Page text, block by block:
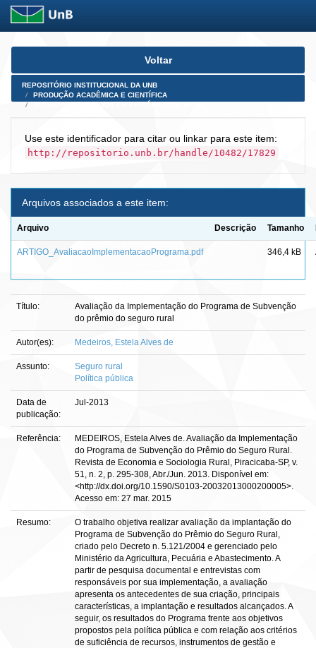
Skip
Voltar
REPOSITÓRIO INSTITUCIONAL DA UNB
PRODUÇÃO ACADÊMICA E CIENTÍFICA
Use este identificador para citar ou linkar para este item:
http://repositorio.unb.br/handle/10482/17829
Arquivos associados a este item:
Arquivo Descrição Tamanho
ARTIGO_AvaliacaoImplementacaoPrograma.pdf 346,4 kB
Título:
Avaliação da Implementação do Programa de Subvenção
do prêmio do seguro rural
Autor(es): Medeiros, Estela Alves de
Assunto:
Seguro rural
Política pública
Data de
publicação:
Jul-2013
Referência:
MEDEIROS, Estela Alves de. Avaliação da Implementação
do Programa de Subvenção do Prêmio do Seguro Rural.
Revista de Economia e Sociologia Rural, Piracicaba-SP, v.
51, n. 2, p. 295-308, Abr./Jun. 2013. Disponível em:
<http://dx.doi.org/10.1590/S0103-20032013000200005>.
Acesso em: 27 mar. 2015
Resumo:
O trabalho objetiva realizar avaliação da implantação do
Programa de Subvenção do Prêmio do Seguro Rural,
criado pelo Decreto n. 5.121/2004 e gerenciado pelo
Ministério da Agricultura, Pecuária e Abastecimento. A
partir de pesquisa documental e entrevistas com
responsáveis por sua implementação, a avaliação
apresenta os antecedentes de sua criação, principais
características, a implantação e resultados alcançados. A
seguir, os resultados do Programa frente aos objetivos
propostos pela política pública e com relação aos critérios
de suficiência de recursos, instrumentos de gestão e